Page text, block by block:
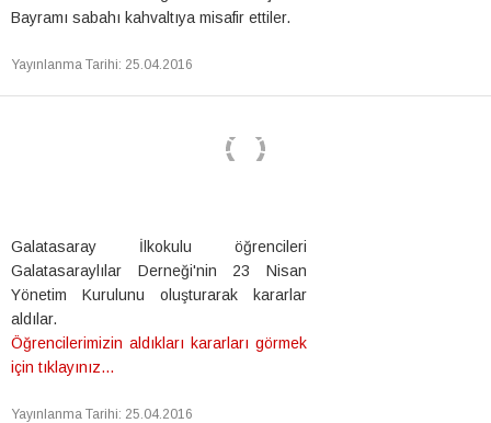
Bayramı sabahı kahvaltıya misafir ettiler.
Yayınlanma Tarihi: 25.04.2016
Galatasaray İlkokulu öğrencileri
Galatasaraylılar Derneği'nin 23 Nisan
Yönetim Kurulunu oluşturarak kararlar
aldılar.
Öğrencilerimizin aldıkları kararları görmek
için tıklayınız...
Yayınlanma Tarihi: 25.04.2016